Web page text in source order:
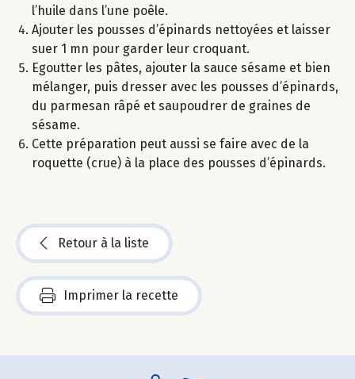
l’huile dans l’une poêle.
Ajouter les pousses d’épinards nettoyées et laisser
suer 1 mn pour garder leur croquant.
Egoutter les pâtes, ajouter la sauce sésame et bien
mélanger, puis dresser avec les pousses d’épinards,
du parmesan râpé et saupoudrer de graines de
sésame.
Cette préparation peut aussi se faire avec de la
roquette (crue) à la place des pousses d’épinards.
Retour à la liste
Imprimer la recette